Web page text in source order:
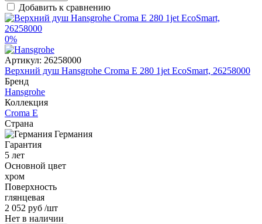
Добавить к сравнению
0%
Артикул: 26258000
Верхний душ Hansgrohe Croma E 280 1jet EcoSmart, 26258000
Бренд
Hansgrohe
Коллекция
Croma E
Страна
Германия
Гарантия
5 лет
Основной цвет
хром
Поверхность
глянцевая
2 052 руб /шт
Нет в наличии